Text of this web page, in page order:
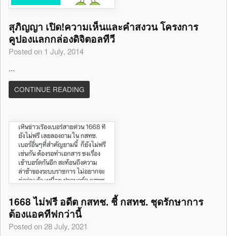
สุภิญญา เปิด!ความเห็นและคำสงวน โครงการ
คูปองแลกกล่องดิจิตอลทีวี
Posted on 1 July, 2014
...
CONTINUE READING
1668 ไม่ฟรี อดีต กสทช. ชี้ กสทช. ชุดรักษาการ
ต้องแอคทีฟกว่านี้
Posted on 28 July, 2021